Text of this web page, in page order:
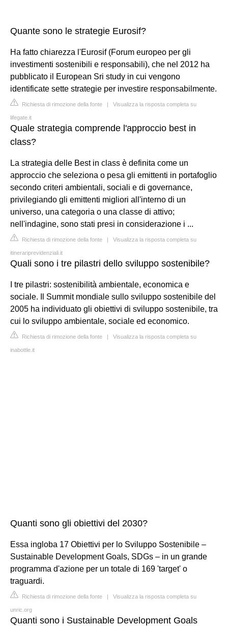
Quante sono le strategie Eurosif?
Ha fatto chiarezza l'Eurosif (Forum europeo per gli
investimenti sostenibili e responsabili), che nel 2012 ha
pubblicato il European Sri study in cui vengono
identificate sette strategie per investire responsabilmente.
Richiesta di rimozione della fonte | Visualizza la risposta completa su
lifegate.it
Quale strategia comprende l'approccio best in
class?
La strategia delle Best in class è definita come un
approccio che seleziona o pesa gli emittenti in portafoglio
secondo criteri ambientali, sociali e di governance,
privilegiando gli emittenti migliori all'interno di un
universo, una categoria o una classe di attivo;
nell'indagine, sono stati presi in considerazione i ...
Richiesta di rimozione della fonte | Visualizza la risposta completa su
itinerariprevidenziali.it
Quali sono i tre pilastri dello sviluppo sostenibile?
I tre pilastri: sostenibilità ambientale, economica e
sociale. Il Summit mondiale sullo sviluppo sostenibile del
2005 ha individuato gli obiettivi di sviluppo sostenibile, tra
cui lo sviluppo ambientale, sociale ed economico.
Richiesta di rimozione della fonte | Visualizza la risposta completa su
inabottle.it
Quanti sono gli obiettivi del 2030?
Essa ingloba 17 Obiettivi per lo Sviluppo Sostenibile –
Sustainable Development Goals, SDGs – in un grande
programma d'azione per un totale di 169 'target' o
traguardi.
Richiesta di rimozione della fonte | Visualizza la risposta completa su
unric.org
Quanti sono i Sustainable Development Goals